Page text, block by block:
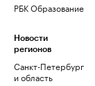
РБК Образование
Новости
регионов
Санкт-Петербург
и область